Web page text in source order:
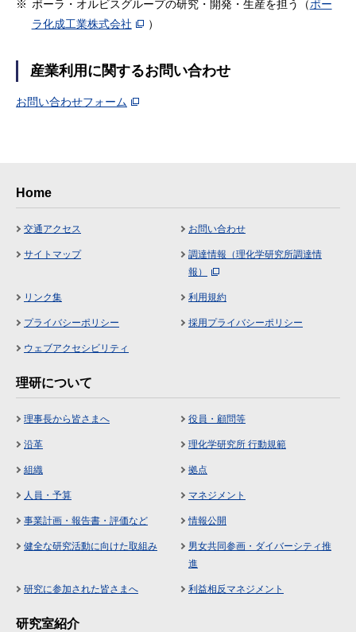
※ ポーラ・オルビスグループの研究・開発・生産を担う（ポー
ラ化成工業株式会社
）
産業利用に関するお問い合わせ
お問い合わせフォーム
Home
交通アクセス お問い合わせ
サイトマップ
調達情報（理化学研究所調達情
報）
リンク集 利用規約
プライバシーポリシー 採用プライバシーポリシー
ウェブアクセシビリティ
理研について
理事長から皆さまへ 役員・顧問等
沿革 理化学研究所 行動規範
組織 拠点
人員・予算 マネジメント
事業計画・報告書・評価など 情報公開
健全な研究活動に向けた取組み
男女共同参画・ダイバーシティ推
進
研究に参加された皆さまへ 利益相反マネジメント
研究室紹介